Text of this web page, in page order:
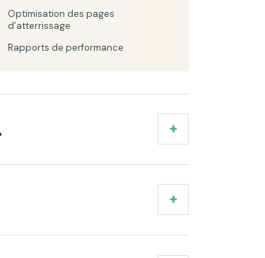
Optimisation des pages
d’atterrissage
Rapports de performance